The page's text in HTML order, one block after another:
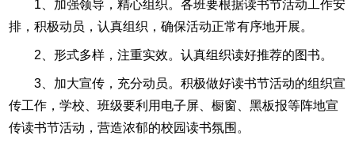
1、加强领导，精心组织。各班要根据读书节活动工作安
排，积极动员，认真组织，确保活动正常有序地开展。
2、形式多样，注重实效。认真组织读好推荐的图书。
3、加大宣传，充分动员。积极做好读书节活动的组织宣
传工作，学校、班级要利用电子屏、橱窗、黑板报等阵地宣
传读书节活动，营造浓郁的校园读书氛围。